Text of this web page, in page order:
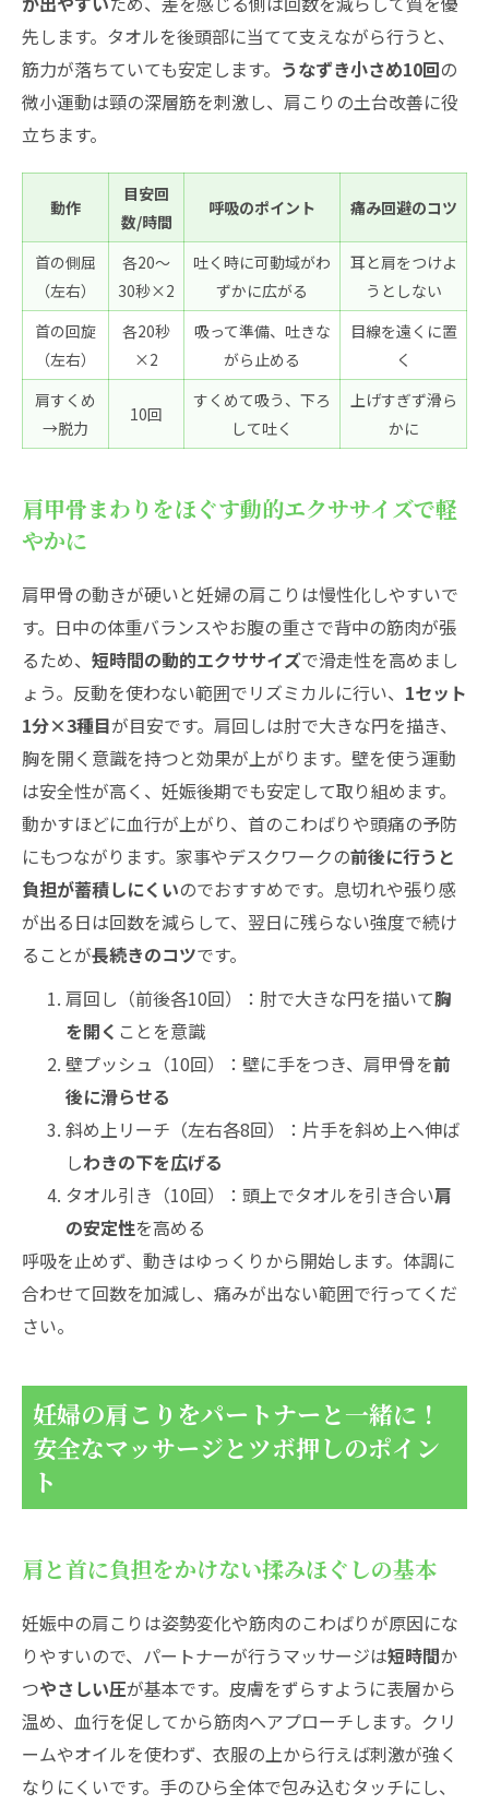
先します。タオルを後頭部に当てて支えながら行うと、
筋力が落ちていても安定します。 うなずき小さめ10回の
微小運動は頸の深層筋を刺激し、肩こりの土台改善に役
立ちます。
動作
目安回
数/時間
呼吸のポイント 痛み回避のコツ
首の側屈
（左右）
各20〜
30秒×2
吐く時に可動域がわ
ずかに広がる
耳と肩をつけよ
うとしない
首の回旋
（左右）
各20秒
×2
吸って準備、吐きな
がら止める
目線を遠くに置
く
肩すくめ
→脱力
10回
すくめて吸う、下ろ
して吐く
上げすぎず滑ら
かに
肩甲骨まわりをほぐす動的エクササイズで軽
やかに
肩甲骨の動きが硬いと妊婦の肩こりは慢性化しやすいで
す。日中の体重バランスやお腹の重さで背中の筋肉が張
るため、 短時間の動的エクササイズで滑走性を高めまし
ょう。反動を使わない範囲でリズミカルに行い、 1セット
1分×3種目が目安です。肩回しは肘で大きな円を描き、
胸を開く意識を持つと効果が上がります。壁を使う運動
は安全性が高く、妊娠後期でも安定して取り組めます。
動かすほどに血行が上がり、首のこわばりや頭痛の予防
にもつながります。家事やデスクワークの前後に行うと
負担が蓄積しにくいのでおすすめです。息切れや張り感
が出る日は回数を減らして、翌日に残らない強度で続け
ることが長続きのコツです。
肩回し（前後各10回）：肘で大きな円を描いて胸
を開く ことを意識
壁プッシュ（10回）：壁に手をつき、肩甲骨を前
後に滑らせる
斜め上リーチ（左右各8回）：片手を斜め上へ伸ば
しわきの下を広げる
タオル引き（10回）：頭上でタオルを引き合い肩
の安定性を高める
呼吸を止めず、動きはゆっくりから開始します。体調に
合わせて回数を加減し、痛みが出ない範囲で行ってくだ
さい。
妊婦の肩こりをパートナーと一緒に！
安全なマッサージとツボ押しのポイン
ト
肩と首に負担をかけない揉みほぐしの基本
妊娠中の肩こりは姿勢変化や筋肉のこわばりが原因にな
りやすいので、パートナーが行うマッサージは短時間か
つやさしい圧が基本です。皮膚をずらすように表層から
温め、血行を促してから筋肉へアプローチします。クリ
ームやオイルを使わず、衣服の上から行えば刺激が強く
なりにくいです。手のひら全体で包み込むタッチにし、